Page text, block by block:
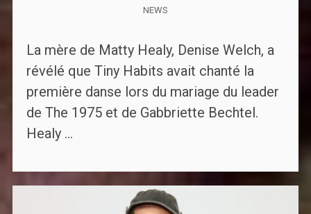
NEWS
La mère de Matty Healy, Denise Welch, a
révélé que Tiny Habits avait chanté la
première danse lors du mariage du leader
de The 1975 et de Gabbriette Bechtel.
Healy ...